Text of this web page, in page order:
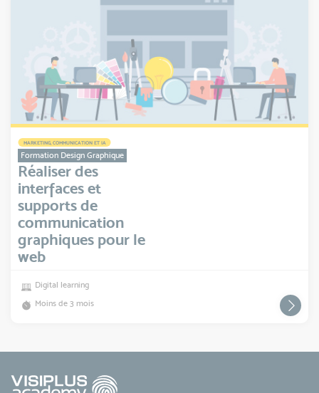
MARKETING, COMMUNICATION ET IA
Formation Design Graphique
Réaliser des
interfaces et
supports de
communication
graphiques pour le
web
Digital learning
Moins de 3 mois